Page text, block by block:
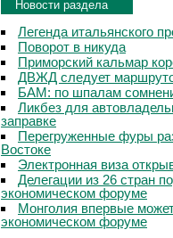
Новости раздела
Легенда итальянского
Поворот в никуда
Приморский кальмар
ДВЖД следует
БАМ: по шпалам
Ликбез для
заправке
Перегруженные фуры
Востоке
Электронная виза
Делегации из 26 стран
экономическом форуме
Монголия впервые
экономическом форуме